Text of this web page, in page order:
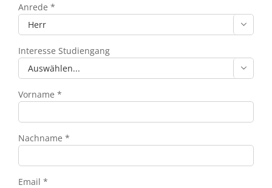
Anrede *

Interesse Studiengang

Vorname *
Nachname *
Email *